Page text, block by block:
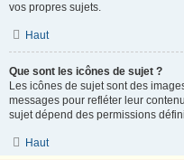
vos propres sujets.
Haut
Que sont les icônes de sujet ?
Les icônes de sujet sont des
messages pour refléter leur
sujet dépend des permissions
Haut